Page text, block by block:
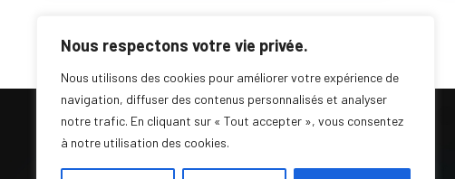
Nous respectons votre vie privée.
Nous utilisons des cookies pour améliorer votre expérience de
navigation, diffuser des contenus personnalisés et analyser
notre trafic. En cliquant sur « Tout accepter », vous consentez
à notre utilisation des cookies.